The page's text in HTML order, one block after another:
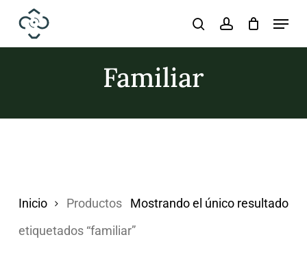
searchaccount
Menu
Familiar
Mostrando el único resultado
Inicio
Productos
etiquetados “familiar”